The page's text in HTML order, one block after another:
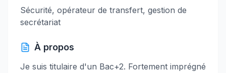
Sécurité, opérateur de transfert, gestion de
secrétariat
À propos
Je suis titulaire d'un Bac+2. Fortement imprégné